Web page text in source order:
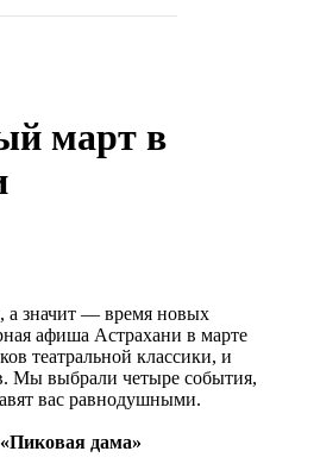
март в
значит — время новых
афиша Астрахани в марте
театральной классики, и
Мы выбрали четыре события,
вас равнодушными.
дама»